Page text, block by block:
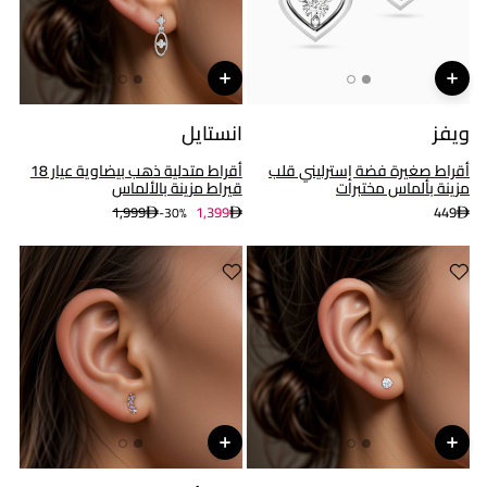
ويفز
أقراط صغيرة فضة إسترليني قلب
مزينة بألماس مختبرات
449
انستايل
أقراط متدلية ذهب بيضاوية عيار 18
قيراط مزينة بالألماس
1,999 30%- 1,399